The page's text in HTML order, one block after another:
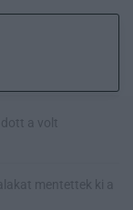
a volt
mentettek ki a